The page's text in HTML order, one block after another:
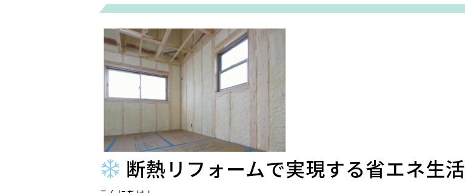
断熱リフォームで実現する省エネ生活